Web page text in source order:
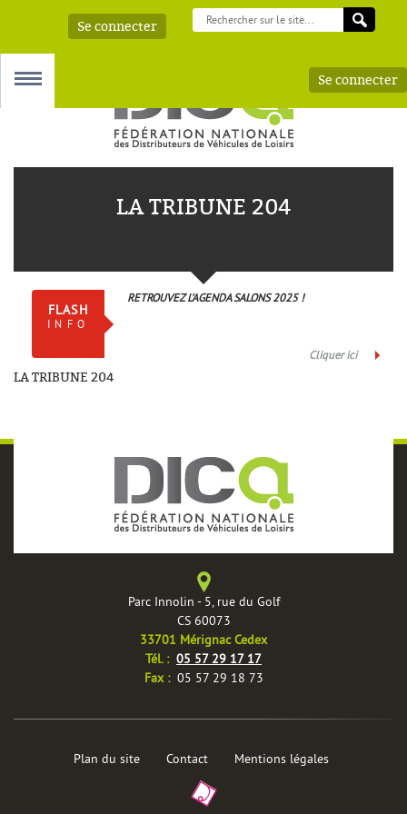
Se connecter
AAA
Se connecter
LA TRIBUNE 204
FLASH
INFO
RETROUVEZ L’AGENDA SALONS 2025 !
Cliquer ici
LA TRIBUNE 204
Parc Innolin - 5, rue du Golf
CS 60073
33701 Mérignac Cedex
Tél. : 05 57 29 17 17
Fax :05 57 29 18 73
Plan du site Contact Mentions légales